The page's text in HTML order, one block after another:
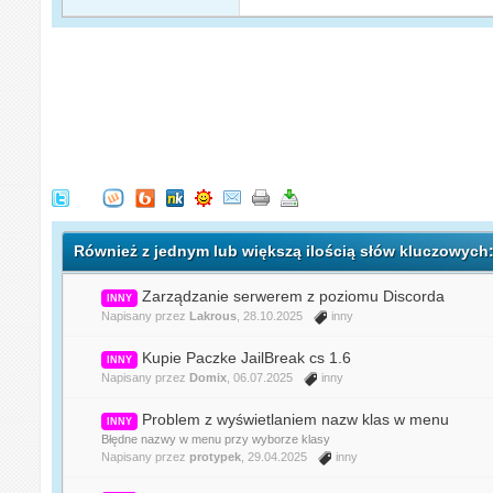
Również z jednym lub większą ilością słów
INNY Zarządzanie serwerem z poziomu Discorda
Napisany przez Lakrous , 28.10.2025 inny
INNY Kupie Paczke JailBreak cs 1.6
Napisany przez Domix , 06.07.2025 inny
INNY Problem z wyświetlaniem nazw klas w menu
Błędne nazwy w menu przy wyborze klasy
Napisany przez protypek , 29.04.2025 inny